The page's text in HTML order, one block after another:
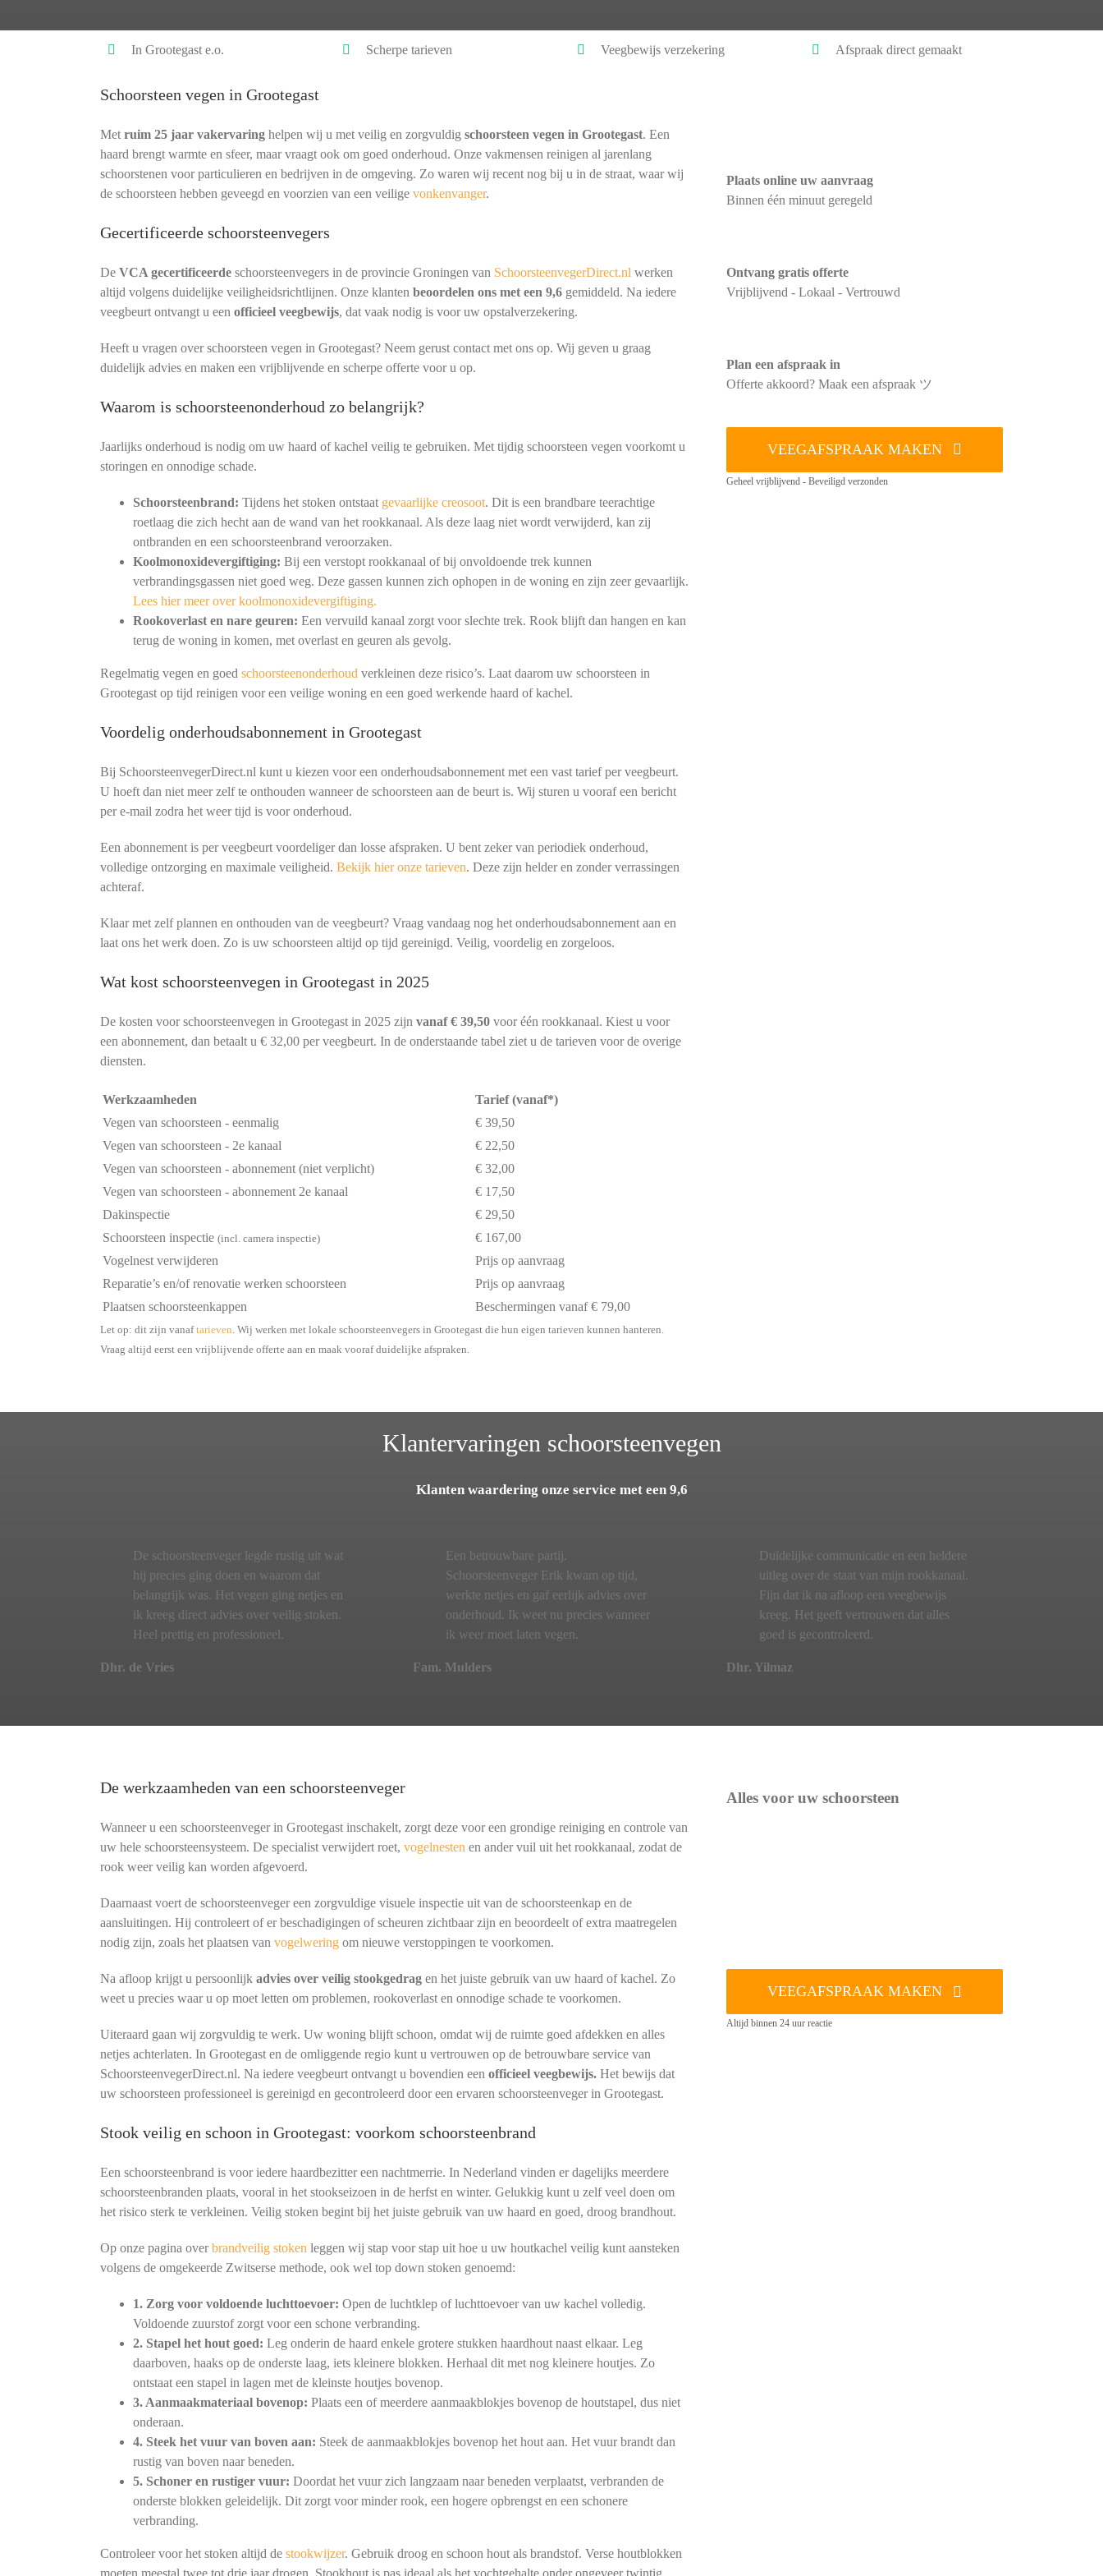
In Grootegast e.o. Scherpe tarieven Veegbewijs verzekering Afspraak direct gemaakt
Schoorsteen vegen in Grootegast
Met ruim 25 jaar vakervaringhelpen wij u met veilig en zorgvuldig schoorsteen vegen in Grootegast. Een
haard brengt warmte en sfeer, maar vraagt ook om goed onderhoud. Onze vakmensen reinigen al jarenlang
schoorstenen voor particulieren en bedrijven in de omgeving. Zo waren wij recent nog bij u in de straat, waar wij
de schoorsteen hebben geveegd en voorzien van een veilige vonkenvanger.
Gecertificeerde schoorsteenvegers
De VCA gecertificeerdeschoorsteenvegers in de provincie Groningen van SchoorsteenvegerDirect.nl werken
altijd volgens duidelijke veiligheidsrichtlijnen. Onze klanten beoordelen ons met een 9,6gemiddeld. Na iedere
veegbeurt ontvangt u een officieel veegbewijs, dat vaak nodig is voor uw opstalverzekering.
Heeft u vragen over schoorsteen vegen in Grootegast? Neem gerust contact met ons op. Wij geven u graag
duidelijk advies en maken een vrijblijvende en scherpe offerte voor u op.
Waarom is schoorsteenonderhoud zo belangrijk?
Jaarlijks onderhoud is nodig om uw haard of kachel veilig te gebruiken. Met tijdig schoorsteen vegen voorkomt u
storingen en onnodige schade.
Schoorsteenbrand: Tijdens het stoken ontstaat gevaarlijke creosoot. Dit is een brandbare teerachtige
roetlaag die zich hecht aan de wand van het rookkanaal. Als deze laag niet wordt verwijderd, kan zij
ontbranden en een schoorsteenbrand veroorzaken.
Koolmonoxidevergiftiging: Bij een verstopt rookkanaal of bij onvoldoende trek kunnen
verbrandingsgassen niet goed weg. Deze gassen kunnen zich ophopen in de woning en zijn zeer gevaarlijk.
Lees hier meer over koolmonoxidevergiftiging.
Rookoverlast en nare geuren: Een vervuild kanaal zorgt voor slechte trek. Rook blijft dan hangen en kan
terug de woning in komen, met overlast en geuren als gevolg.
Regelmatig vegen en goed schoorsteenonderhoud verkleinen deze risico’s. Laat daarom uw schoorsteen in
Grootegast op tijd reinigen voor een veilige woning en een goed werkende haard of kachel.
Voordelig onderhoudsabonnement in Grootegast
Bij SchoorsteenvegerDirect.nl kunt u kiezen voor een onderhoudsabonnement met een vast tarief per veegbeurt.
U hoeft dan niet meer zelf te onthouden wanneer de schoorsteen aan de beurt is. Wij sturen u vooraf een bericht
per e-mail zodra het weer tijd is voor onderhoud.
Een abonnement is per veegbeurt voordeliger dan losse afspraken. U bent zeker van periodiek onderhoud,
volledige ontzorging en maximale veiligheid. Bekijk hier onze tarieven. Deze zijn helder en zonder verrassingen
achteraf.
Klaar met zelf plannen en onthouden van de veegbeurt? Vraag vandaag nog het onderhoudsabonnement aan en
laat ons het werk doen. Zo is uw schoorsteen altijd op tijd gereinigd. Veilig, voordelig en zorgeloos.
Wat kost schoorsteenvegen in Grootegast in 2025
De kosten voor schoorsteenvegen in Grootegast in 2025 zijn vanaf € 39,50voor één rookkanaal. Kiest u voor
een abonnement, dan betaalt u € 32,00 per veegbeurt. In de onderstaande tabel ziet u de tarieven voor de overige
diensten.
Werkzaamheden
Tarief (vanaf*)
Vegen van schoorsteen - eenmalig
€ 39,50
Vegen van schoorsteen - 2e kanaal
€ 22,50
Vegen van schoorsteen - abonnement (niet verplicht)
€ 32,00
Vegen van schoorsteen - abonnement 2e kanaal
€ 17,50
Dakinspectie
€ 29,50
Schoorsteen inspectie (incl. camera inspectie)
€ 167,00
Vogelnest verwijderen
Prijs op aanvraag
Reparatie’s en/of renovatie werken schoorsteen
Prijs op aanvraag
Plaatsen schoorsteenkappen
Beschermingen vanaf € 79,00
Let op: dit zijn vanaftarieven . Wij werken met lokale schoorsteenvegers in Grootegast die hun eigen tarieven kunnen hanteren.
Vraag altijd eerst een vrijblijvende offerte aan en maak vooraf duidelijke afspraken.
Plaats online uw aanvraag
Binnen één minuut geregeld
Ontvang gratis offerte
Vrijblijvend - Lokaal - Vertrouwd
Plan een afspraak in
Offerte akkoord? Maak een afspraak ツ
VEEGAFSPRAAK MAKEN
Geheel vrijblijvend - Beveiligd verzonden
Klantervaringen schoorsteenvegen
Klanten waardering onze service met een 9,6
De schoorsteenveger legde rustig uit wat
hij precies ging doen en waarom dat
belangrijk was. Het vegen ging netjes en
ik kreeg direct advies over veilig stoken.
Heel prettig en professioneel.
Dhr. de Vries
Een betrouwbare partij.
Schoorsteenveger Erik kwam op tijd,
werkte netjes en gaf eerlijk advies over
onderhoud. Ik weet nu precies wanneer
ik weer moet laten vegen.
Fam. Mulders
Duidelijke communicatie en een heldere
uitleg over de staat van mijn rookkanaal.
Fijn dat ik na afloop een veegbewijs
kreeg. Het geeft vertrouwen dat alles
goed is gecontroleerd.
Dhr. Yilmaz
De werkzaamheden van een schoorsteenveger
Wanneer u een schoorsteenveger in Grootegast inschakelt, zorgt deze voor een grondige reiniging en controle van
uw hele schoorsteensysteem. De specialist verwijdert roet, vogelnesten en ander vuil uit het rookkanaal, zodat de
rook weer veilig kan worden afgevoerd.
Daarnaast voert de schoorsteenveger een zorgvuldige visuele inspectie uit van de schoorsteenkap en de
aansluitingen. Hij controleert of er beschadigingen of scheuren zichtbaar zijn en beoordeelt of extra maatregelen
nodig zijn, zoals het plaatsen van vogelweringom nieuwe verstoppingen te voorkomen.
Na afloop krijgt u persoonlijk advies over veilig stookgedragen het juiste gebruik van uw haard of kachel. Zo
weet u precies waar u op moet letten om problemen, rookoverlast en onnodige schade te voorkomen.
Uiteraard gaan wij zorgvuldig te werk. Uw woning blijft schoon, omdat wij de ruimte goed afdekken en alles
netjes achterlaten. In Grootegast en de omliggende regio kunt u vertrouwen op de betrouwbare service van
SchoorsteenvegerDirect.nl. Na iedere veegbeurt ontvangt u bovendien een officieel veegbewijs. Het bewijs dat
uw schoorsteen professioneel is gereinigd en gecontroleerd door een ervaren schoorsteenveger in Grootegast.
Stook veilig en schoon in Grootegast: voorkom schoorsteenbrand
Een schoorsteenbrand is voor iedere haardbezitter een nachtmerrie. In Nederland vinden er dagelijks meerdere
schoorsteenbranden plaats, vooral in het stookseizoen in de herfst en winter. Gelukkig kunt u zelf veel doen om
het risico sterk te verkleinen. Veilig stoken begint bij het juiste gebruik van uw haard en goed, droog brandhout.
Op onze pagina overbrandveilig stoken leggen wij stap voor stap uit hoe u uw houtkachel veilig kunt aansteken
volgens de omgekeerde Zwitserse methode, ook wel top down stoken genoemd:
1. Zorg voor voldoende luchttoevoer: Open de luchtklep of luchttoevoer van uw kachel volledig.
Voldoende zuurstof zorgt voor een schone verbranding.
2. Stapel het hout goed: Leg onderin de haard enkele grotere stukken haardhout naast elkaar. Leg
daarboven, haaks op de onderste laag, iets kleinere blokken. Herhaal dit met nog kleinere houtjes. Zo
ontstaat een stapel in lagen met de kleinste houtjes bovenop.
3. Aanmaakmateriaal bovenop: Plaats een of meerdere aanmaakblokjes bovenop de houtstapel, dus niet
onderaan.
4. Steek het vuur van boven aan: Steek de aanmaakblokjes bovenop het hout aan. Het vuur brandt dan
rustig van boven naar beneden.
5. Schoner en rustiger vuur: Doordat het vuur zich langzaam naar beneden verplaatst, verbranden de
onderste blokken geleidelijk. Dit zorgt voor minder rook, een hogere opbrengst en een schonere
verbranding.
Controleer voor het stoken altijd de stookwijzer. Gebruik droog en schoon hout als brandstof. Verse houtblokken
moeten meestal twee tot drie jaar drogen. Stookhout is pas ideaal als het vochtgehalte onder ongeveer twintig
Alles voor uw schoorsteen
VEEGAFSPRAAK MAKEN
Altijd binnen 24 uur reactie